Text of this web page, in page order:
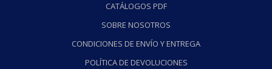
CATÁLOGOS PDF
SOBRE NOSOTROS
CONDICIONES DE ENVÍO Y ENTREGA
POLÍTICA DE DEVOLUCIONES